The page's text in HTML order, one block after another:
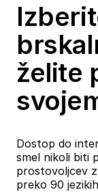
želite
Dostop do
smel nikoli biti
prostovoljcev
preko 90